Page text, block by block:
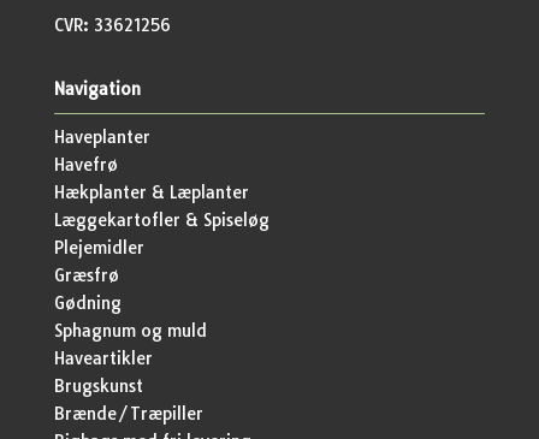
CVR: 33621256
Navigation
Haveplanter
Havefrø
Hækplanter & Læplanter
Læggekartofler & Spiseløg
Plejemidler
Græsfrø
Gødning
Sphagnum og muld
Haveartikler
Brugskunst
Brænde/Træpiller